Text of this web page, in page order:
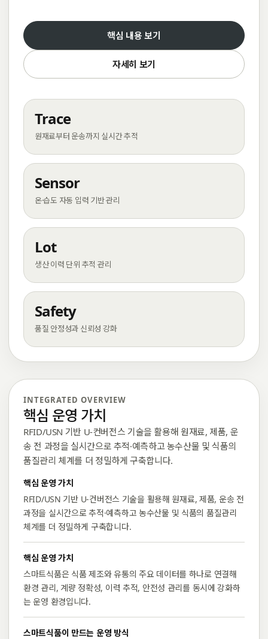
핵심 내용 보기
자세히 보기
Trace
원재료부터 운송까지 실시간 추적
Sensor
온·습도 자동 입력 기반 관리
Lot
생산 이력 단위 추적 관리
Safety
품질 안정성과 신뢰성 강화
INTEGRATED OVERVIEW
핵심 운영 가치
RFID/USN 기반 U-컨버전스 기술을 활용해 원재료, 제품, 운
송 전 과정을 실시간으로 추적·예측하고 농수산물 및 식품의
품질관리 체계를 더 정밀하게 구축합니다.
핵심 운영 가치
RFID/USN 기반 U-컨버전스 기술을 활용해 원재료, 제품, 운송 전
과정을 실시간으로 추적·예측하고 농수산물 및 식품의 품질관리
체계를 더 정밀하게 구축합니다.
핵심 운영 가치
스마트식품은 식품 제조와 유통의 주요 데이터를 하나로 연결해
환경 관리, 계량 정확성, 이력 추적, 안전성 관리를 동시에 강화하
는 운영 환경입니다.
스마트식품이 만드는 운영 방식